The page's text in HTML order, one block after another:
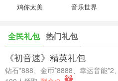
鸡你太美
音乐世界
全民礼包 热门礼包
《初音速》精英礼包